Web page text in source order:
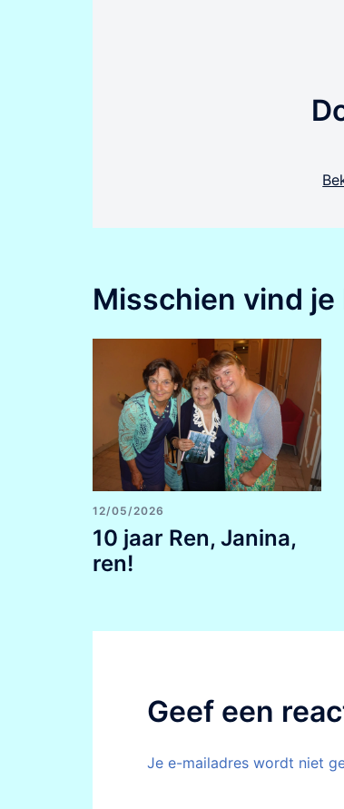
Misschien vind je
12/05/2026
10 jaar Ren, Janina,
ren!
Geef een
Je e-mailadres wordt niet